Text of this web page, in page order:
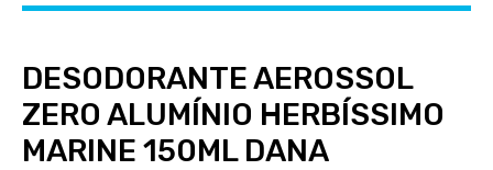
DESODORANTE AEROSSOL
ZERO ALUMÍNIO HERBÍSSIMO
MARINE 150ML DANA